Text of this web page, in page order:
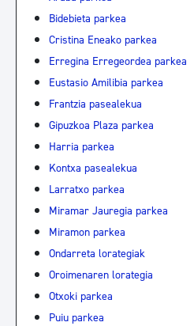
Bidebieta parkea
Cristina Eneako parkea
Erregina Erregeordea parkea
Eustasio Amilibia parkea
Frantzia pasealekua
Gipuzkoa Plaza parkea
Harria parkea
Kontxa pasealekua
Larratxo parkea
Miramar Jauregia parkea
Miramon parkea
Ondarreta lorategiak
Oroimenaren lorategia
Otxoki parkea
Puiu parkea